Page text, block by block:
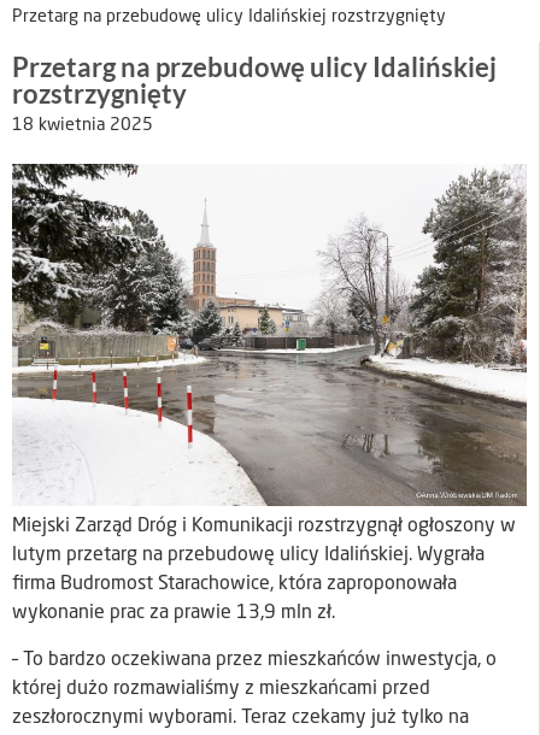
Przetarg na przebudowę ulicy Idalińskiej rozstrzygnięty
Przetarg na przebudowę ulicy Idalińskiej
rozstrzygnięty
18 kwietnia 2025
Miejski Zarząd Dróg i Komunikacji rozstrzygnął ogłoszony w
lutym przetarg na przebudowę ulicy Idalińskiej. Wygrała
firma Budromost Starachowice, która zaproponowała
wykonanie prac za prawie 13,9 mln zł.
– To bardzo oczekiwana przez mieszkańców inwestycja, o
której dużo rozmawialiśmy z mieszkańcami przed
zeszłorocznymi wyborami. Teraz czekamy już tylko na